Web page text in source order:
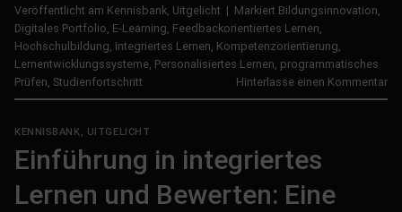
Veröffentlicht am Kennisbank, Uitgelicht | Markiert Bildungsinnovation,
Digitales Portfolio, E-Learning, Feedbackorientiertes Lernen,
Hochschulbildung, Integriertes Lernen, Kompetenzorientierung,
Lernentwicklungssysteme, Personalisiertes Lernen, programmatisches
Prüfen, Studienfortschritt Hinterlasse einen Kommentar
KENNISBANK, UITGELICHT
Einführung in integriertes
Lernen und Bewerten: Eine